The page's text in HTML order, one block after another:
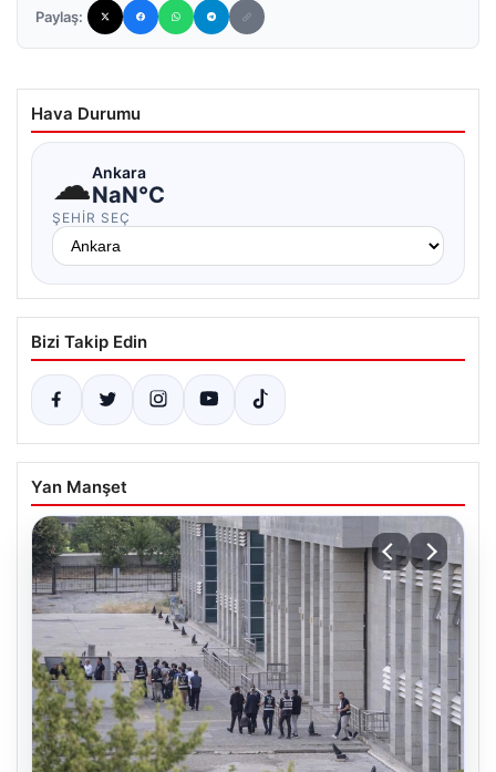
Paylaş:
Hava Durumu
☁Ankara
NaN°C
ŞEHIR SEÇ
Bizi Takip Edin
Yan Manşet